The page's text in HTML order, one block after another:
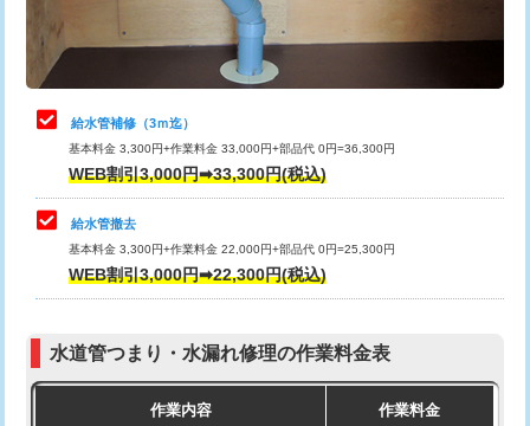
排水管工事（排水管工事/3ｍまで） 55,000円
排水管工事（追加 排水管工事/3ｍ超
マス交換（土の掘削・埋め戻し作業）
マス交換（深さ50㎝未満）
マス交換（深さ50㎝以上）
コンクリート斫り（厚さ10㎝まで）
止水・漏水調査・防水処理・清掃・修
理・調整・分解・加工など（軽作業）
11,000円
止水・漏水調査・防水処理・清掃・修
理・調整・分解・加工など（中作業）
止水・漏水調査・防水処理・清掃・修
理・調整・分解・加工など（重作業）
33,000円
その他部品の脱着
交換・取付（タンク）
式）)
式・ワンホール）)
給水管補修（3ｍ迄）
基本料金 3,300円+作業料金 33,000円+部品代 0円=36,300円
WEB割引3,000円➡33,300円(税込)
給水管撤去
基本料金 3,300円+作業料金 22,000円+部品代 0円=25,300円
WEB割引3,000円➡22,300円(税込)
水道管つまり・水漏れ修理の作業料金表
作業内容 作業料金